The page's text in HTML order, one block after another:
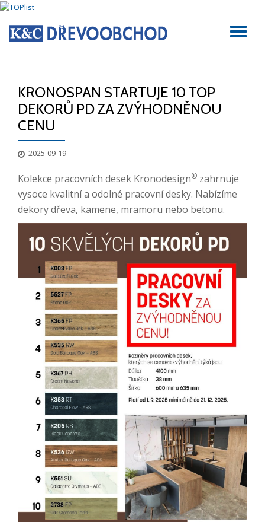
Přeskočit
na
KRONOSPAN STARTUJE 10 TOP
DEKORŮ PD ZA ZVÝHODNĚNOU
CENU
2025-09-19
Kolekce pracovních desek Kronodesign® zahrnuje
vysoce kvalitní a odolné pracovní desky. Nabízíme
dekory dřeva, kamene, mramoru nebo betonu.